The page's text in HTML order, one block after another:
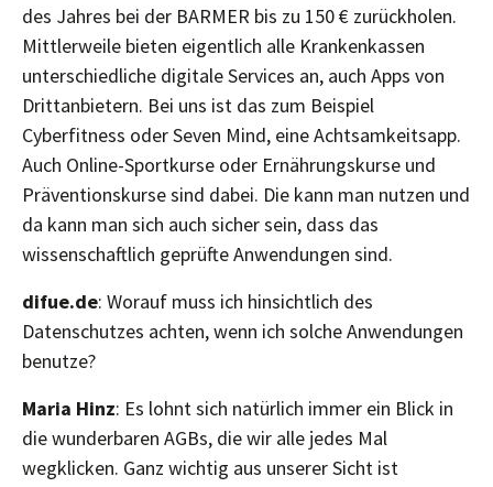
des Jahres bei der BARMER bis zu 150 € zurückholen.
Mittlerweile bieten eigentlich alle Krankenkassen
unterschiedliche digitale Services an, auch Apps von
Drittanbietern. Bei uns ist das zum Beispiel
Cyberfitness oder Seven Mind, eine Achtsamkeitsapp.
Auch Online-Sportkurse oder Ernährungskurse und
Präventionskurse sind dabei. Die kann man nutzen und
da kann man sich auch sicher sein, dass das
wissenschaftlich geprüfte Anwendungen sind.
difue.de: Worauf muss ich hinsichtlich des
Datenschutzes achten, wenn ich solche Anwendungen
benutze?
Maria Hinz: Es lohnt sich natürlich immer ein Blick in
die wunderbaren AGBs, die wir alle jedes Mal
wegklicken. Ganz wichtig aus unserer Sicht ist